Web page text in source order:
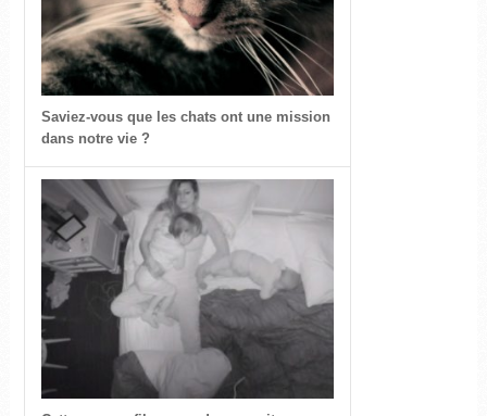
Saviez-vous que les chats ont une mission
dans notre vie ?